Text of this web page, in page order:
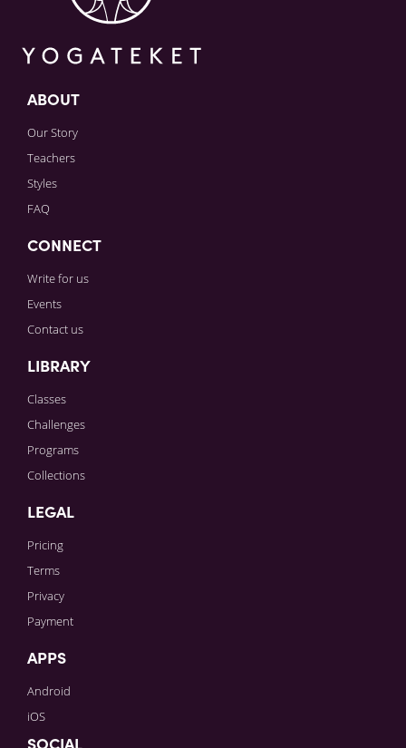
ABOUT
Our Story
Teachers
Styles
FAQ
CONNECT
Write for us
Events
Contact us
LIBRARY
Classes
Challenges
Programs
Collections
LEGAL
Pricing
Terms
Privacy
Payment
APPS
Android
iOS